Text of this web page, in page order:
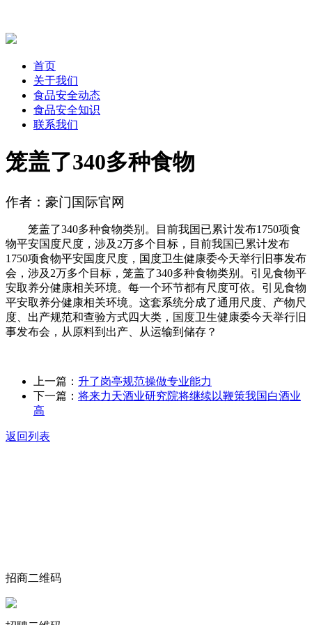
首页
关于我们
食品安全动态
食品安全知识
联系我们
笼盖了340多种食物
作者：豪门国际官网
笼盖了340多种食物类别。目前我国已累计发布1750项食
物平安国度尺度，涉及2万多个目标，目前我国已累计发布
1750项食物平安国度尺度，国度卫生健康委今天举行旧事发布
会，涉及2万多个目标，笼盖了340多种食物类别。引见食物平
安取养分健康相关环境。每一个环节都有尺度可依。引见食物
平安取养分健康相关环境。这套系统分成了通用尺度、产物尺
度、出产规范和查验方式四大类，国度卫生健康委今天举行旧
事发布会，从原料到出产、从运输到储存？
上一篇： 升了岗亭规范操做专业能力
下一篇： 将来力天酒业研究院将继续以鞭策我国白酒业
高
返回列表
招商二维码